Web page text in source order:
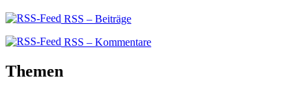
RSS – Beiträge
RSS – Kommentare
Themen